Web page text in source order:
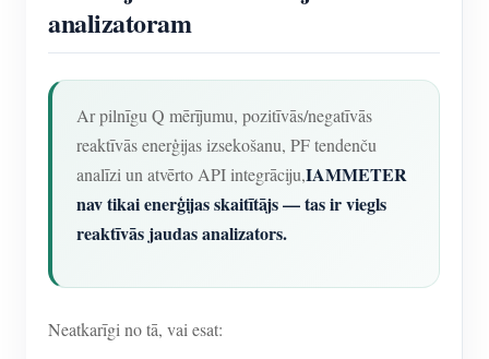
analizatoram
Ar pilnīgu Q mērījumu, pozitīvās/negatīvās
reaktīvās enerģijas izsekošanu, PF tendenču
analīzi un atvērto API integrāciju,IAMMETER
nav tikai enerģijas skaitītājs — tas ir viegls
reaktīvās jaudas analizators.
Neatkarīgi no tā, vai esat: